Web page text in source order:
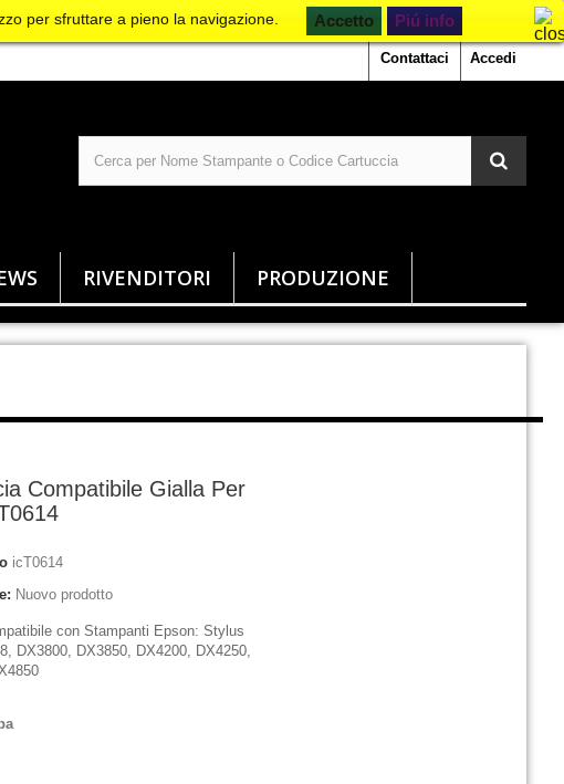
Accedi
Contattaci
RIVENDITORI PRODUZIONE
per sfruttare a pieno la navigazione. Piú info
Compatibile Gialla Per
icT0614
Nuovo prodotto
con Stampanti Epson: Stylus
DX3800, DX3850, DX4200, DX4250,